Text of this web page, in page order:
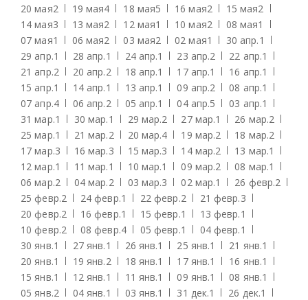
20 мая2 19 мая4 18 мая5 16 мая2 15 мая2
14 мая3 13 мая2 12 мая1 10 мая2 08 мая1
07 мая1 06 мая2 03 мая2 02 мая1 30 апр.1
29 апр.1 28 апр.1 24 апр.1 23 апр.2 22 апр.1
21 апр.2 20 апр.2 18 апр.1 17 апр.1 16 апр.1
15 апр.1 14 апр.1 13 апр.1 09 апр.2 08 апр.1
07 апр.4 06 апр.2 05 апр.1 04 апр.5 03 апр.1
31 мар.1 30 мар.1 29 мар.2 27 мар.1 26 мар.2
25 мар.1 21 мар.2 20 мар.4 19 мар.2 18 мар.2
17 мар.3 16 мар.3 15 мар.3 14 мар.2 13 мар.1
12 мар.1 11 мар.1 10 мар.1 09 мар.2 08 мар.1
06 мар.2 04 мар.2 03 мар.3 02 мар.1 26 февр.2
25 февр.2 24 февр.1 22 февр.2 21 февр.3
20 февр.2 16 февр.1 15 февр.1 13 февр.1
10 февр.2 08 февр.4 05 февр.1 04 февр.1
30 янв.1 27 янв.1 26 янв.1 25 янв.1 21 янв.1
20 янв.1 19 янв.2 18 янв.1 17 янв.1 16 янв.1
15 янв.1 12 янв.1 11 янв.1 09 янв.1 08 янв.1
05 янв.2 04 янв.1 03 янв.1 31 дек.1 26 дек.1